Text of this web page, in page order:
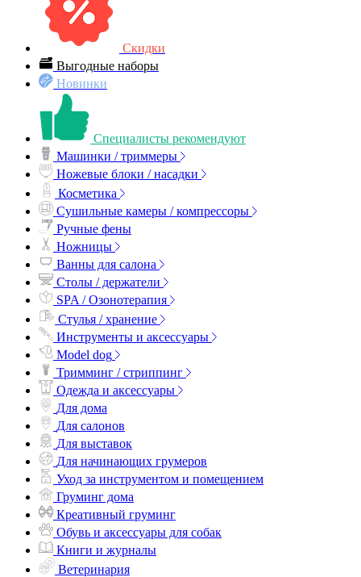
Скидки
Выгодные наборы
Новинки
Специалисты рекомендуют
Машинки / триммеры
Ножевые блоки / насадки
Косметика
Сушильные камеры / компрессоры
Ручные фены
Ножницы
Ванны для салона
Столы / держатели
SPA / Озонотерапия
Стулья / хранение
Инструменты и аксессуары
Model dog
Тримминг / стриппинг
Одежда и аксессуары
Для дома
Для салонов
Для выставок
Для начинающих грумеров
Уход за инструментом и помещением
Груминг дома
Креативный груминг
Обувь и аксессуары для собак
Книги и журналы
Ветеринария